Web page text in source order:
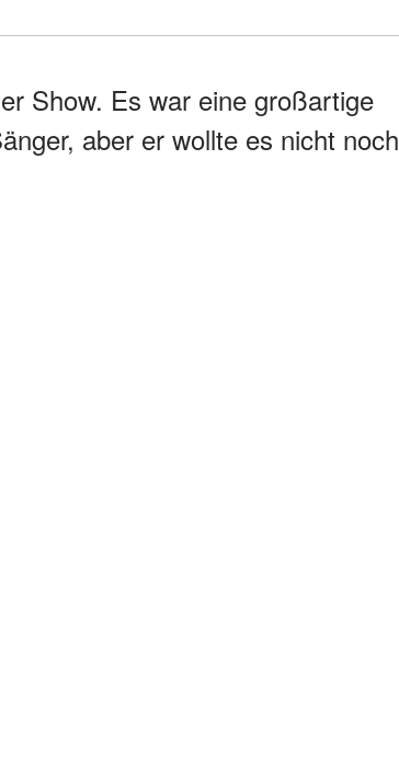
Show. Es war eine großartige
aber er wollte es nicht noch